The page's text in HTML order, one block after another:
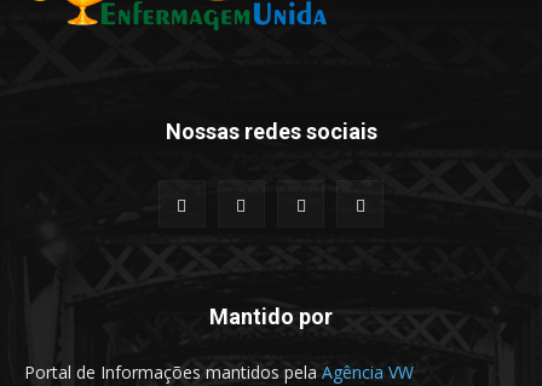
Nossas redes sociais
Mantido por
Portal de Informações mantidos pela Agência VW